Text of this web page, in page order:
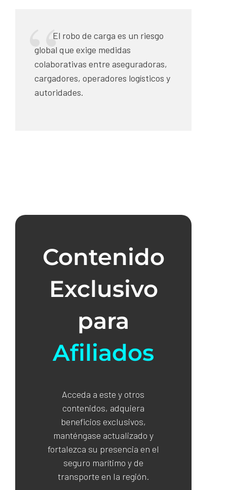
El robo de carga es un riesgo
global que exige medidas
colaborativas entre aseguradoras,
cargadores, operadores logísticos y
autoridades.
Contenido
Exclusivo
para
Afiliados
Acceda a este y otros
contenidos, adquiera
beneficios exclusivos,
manténgase actualizado y
fortalezca su presencia en el
seguro marítimo y de
transporte en la región.